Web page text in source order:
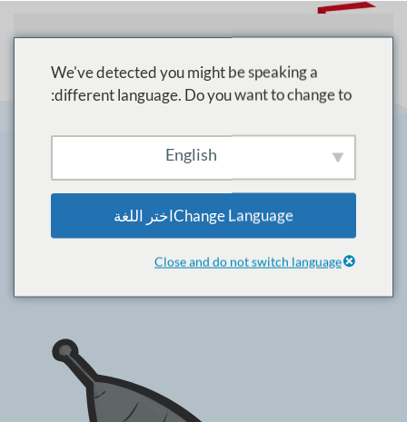
مهمتنا هي الحصول
على أفضل النتائج فى
أعمالك.
We've detected you might be speaking a
different language. Do you want to change to:
English
Change Languageاختر اللغة
Close and do not switch language